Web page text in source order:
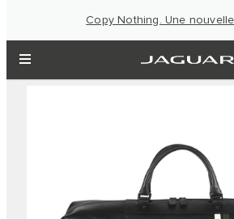
Copy Nothing. Une